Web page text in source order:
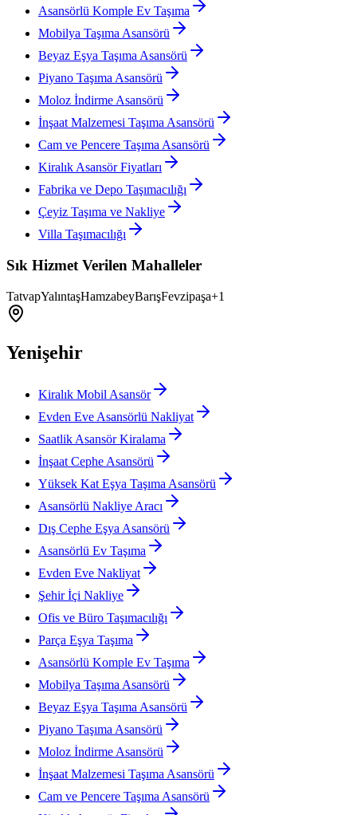
Asansörlü Komple Ev Taşıma
Mobilya Taşıma Asansörü
Beyaz Eşya Taşıma Asansörü
Piyano Taşıma Asansörü
Moloz İndirme Asansörü
İnşaat Malzemesi Taşıma Asansörü
Cam ve Pencere Taşıma Asansörü
Kiralık Asansör Fiyatları
Fabrika ve Depo Taşımacılığı
Çeyiz Taşıma ve Nakliye
Villa Taşımacılığı
Sık Hizmet Verilen Mahalleler
TatvapYalıntaşHamzabeyBarışFevzipaşa+1
Yenişehir
Kiralık Mobil Asansör
Evden Eve Asansörlü Nakliyat
Saatlik Asansör Kiralama
İnşaat Cephe Asansörü
Yüksek Kat Eşya Taşıma Asansörü
Asansörlü Nakliye Aracı
Dış Cephe Eşya Asansörü
Asansörlü Ev Taşıma
Evden Eve Nakliyat
Şehir İçi Nakliye
Ofis ve Büro Taşımacılığı
Parça Eşya Taşıma
Asansörlü Komple Ev Taşıma
Mobilya Taşıma Asansörü
Beyaz Eşya Taşıma Asansörü
Piyano Taşıma Asansörü
Moloz İndirme Asansörü
İnşaat Malzemesi Taşıma Asansörü
Cam ve Pencere Taşıma Asansörü